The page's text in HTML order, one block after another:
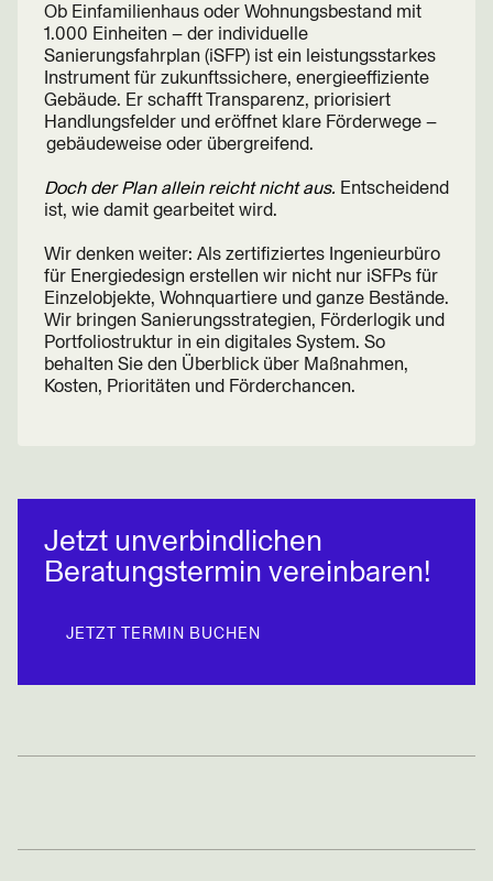
Ob Einfamilienhaus oder Wohnungsbestand mit
1.000 Einheiten – der individuelle
Sanierungsfahrplan (iSFP) ist ein leistungsstarkes
Instrument für zukunftssichere, energieeffiziente
Gebäude. Er schafft Transparenz, priorisiert
Handlungsfelder und eröffnet klare Förderwege –
gebäudeweise oder übergreifend.
Doch der Plan allein reicht nicht aus. Entscheidend
ist, wie damit gearbeitet wird.
Wir denken weiter: Als zertifiziertes Ingenieurbüro
für Energiedesign erstellen wir nicht nur iSFPs für
Einzelobjekte, Wohnquartiere und ganze Bestände.
Wir bringen Sanierungsstrategien, Förderlogik und
Portfoliostruktur in ein digitales System. So
behalten Sie den Überblick über Maßnahmen,
Kosten, Prioritäten und Förderchancen.
Jetzt unverbindlichen
Beratungstermin vereinbaren!
JETZT TERMIN BUCHEN